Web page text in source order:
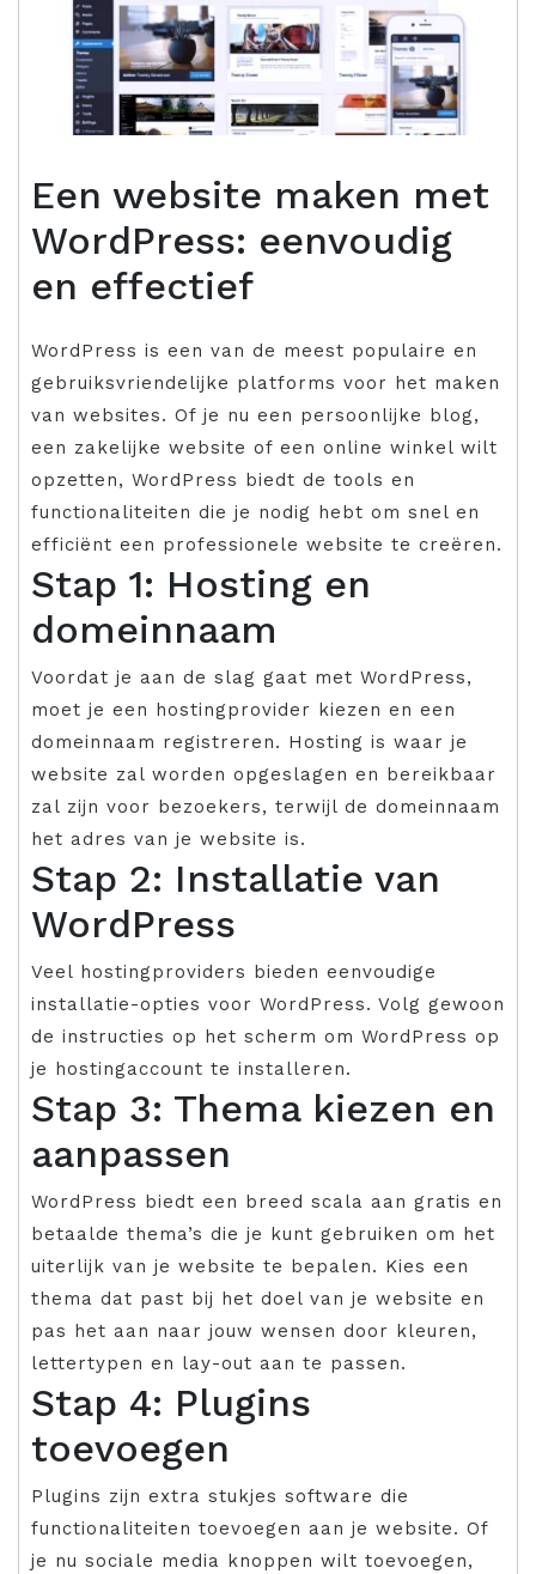
Een website maken met
WordPress: eenvoudig
en effectief
WordPress is een van de meest populaire en
gebruiksvriendelijke platforms voor het maken
van websites. Of je nu een persoonlijke blog,
een zakelijke website of een online winkel wilt
opzetten, WordPress biedt de tools en
functionaliteiten die je nodig hebt om snel en
efficiënt een professionele website te creëren.
Stap 1: Hosting en
domeinnaam
Voordat je aan de slag gaat met WordPress,
moet je een hostingprovider kiezen en een
domeinnaam registreren. Hosting is waar je
website zal worden opgeslagen en bereikbaar
zal zijn voor bezoekers, terwijl de domeinnaam
het adres van je website is.
Stap 2: Installatie van
WordPress
Veel hostingproviders bieden eenvoudige
installatie-opties voor WordPress. Volg gewoon
de instructies op het scherm om WordPress op
je hostingaccount te installeren.
Stap 3: Thema kiezen en
aanpassen
WordPress biedt een breed scala aan gratis en
betaalde thema’s die je kunt gebruiken om het
uiterlijk van je website te bepalen. Kies een
thema dat past bij het doel van je website en
pas het aan naar jouw wensen door kleuren,
lettertypen en lay-out aan te passen.
Stap 4: Plugins
toevoegen
Plugins zijn extra stukjes software die
functionaliteiten toevoegen aan je website. Of
je nu sociale media knoppen wilt toevoegen,